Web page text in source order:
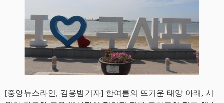
[중앙뉴스라인, 김용범기자] 한여름의 뜨거운 태양 아래, 시